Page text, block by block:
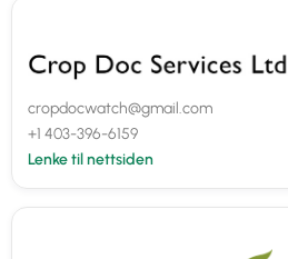
cropdocwatch@gmail.com
+1 403-396-6159
Lenke til nettsiden